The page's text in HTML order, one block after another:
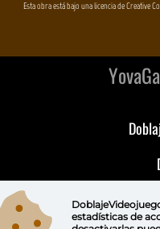
Esta obra está bajo una licencia de
estadísticas de